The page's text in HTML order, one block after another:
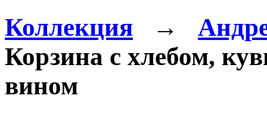
Коллекция →
Корзина с хлебом,
вином